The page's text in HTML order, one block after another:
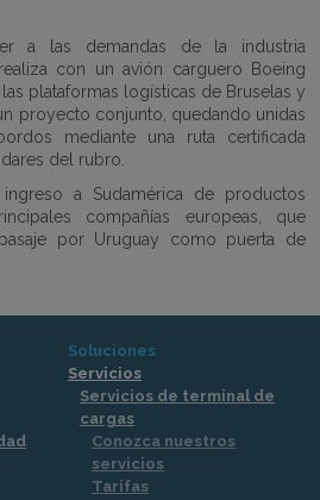
a las demandas de la industria
con un avión carguero Boeing
plataformas logísticas de Bruselas y
proyecto conjunto, quedando unidas
mediante una ruta certificada
del rubro.
a Sudamérica de productos
compañías europeas, que
por Uruguay como puerta de
Soluciones
Servicios
Servicios de terminal de
cargas
Conozca nuestros
servicios
Tarifas